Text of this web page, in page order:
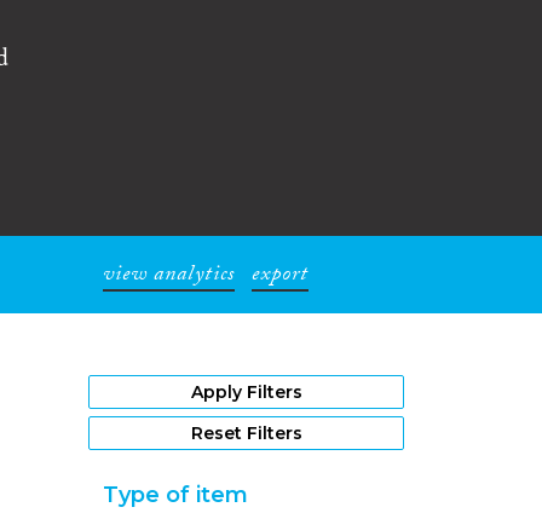
view analytics export
Apply Filters
Reset Filters
Type of item